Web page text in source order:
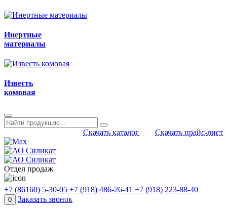
Инертные
материалы
Известь
комовая
Скачать каталог Скачать прайс-лист
Отдел продаж
+7 (86160) 5-30-05 +7 (918) 486-26-41 +7 (918) 223-88-40
0 Заказать звонок